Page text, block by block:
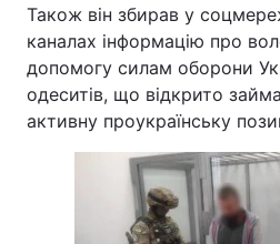
Також він збирав у
каналах інформацію про
допомогу силам оборони
одеситів, що відкрито
активну проукраїнську